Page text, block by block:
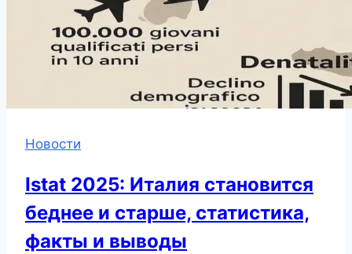
Новости
Istat 2025: Италия становится
беднее и старше, статистика,
факты и выводы